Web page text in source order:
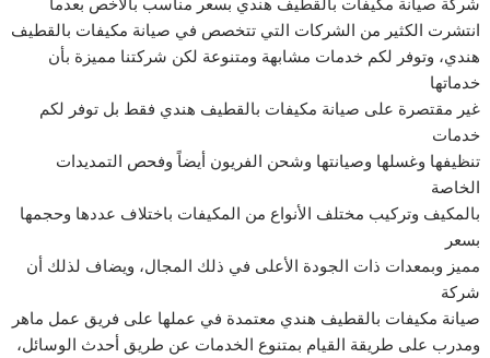
انتشرت الكثير من الشركات التي تتخصص في صيانة مكيفات بالقطيف
هندي، وتوفر لكم خدمات مشابهة ومتنوعة لكن شركتنا مميزة بأن
خدماتها
غير مقتصرة على صيانة مكيفات بالقطيف هندي فقط بل توفر لكم
خدمات
تنظيفها وغسلها وصيانتها وشحن الفريون أيضاً وفحص التمديدات
الخاصة
بالمكيف وتركيب مختلف الأنواع من المكيفات باختلاف عددها وحجمها
بسعر
مميز وبمعدات ذات الجودة الأعلى في ذلك المجال، ويضاف لذلك أن
شركة
صيانة مكيفات بالقطيف هندي معتمدة في عملها على فريق عمل ماهر
ومدرب على طريقة القيام بمتنوع الخدمات عن طريق أحدث الوسائل،